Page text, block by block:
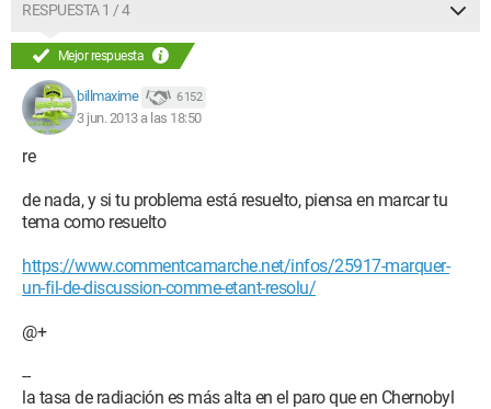
RESPUESTA 1 / 4
Mejor respuesta
billmaxime 6 152
3 jun. 2013 a las 18:50
re
de nada, y si tu problema está resuelto, piensa en marcar tu
tema como resuelto
https://www.commentcamarche.net/infos/25917-marquer-
un-fil-de-discussion-comme-etant-resolu/
@+
--
la tasa de radiación es más alta en el paro que en Chernobyl